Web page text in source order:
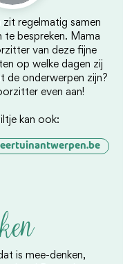
zit regelmatig samen
te bespreken. Mama
van deze fijne
op welke dagen zij
de onderwerpen zijn?
even aan!
kan ook:
is mee-denken,